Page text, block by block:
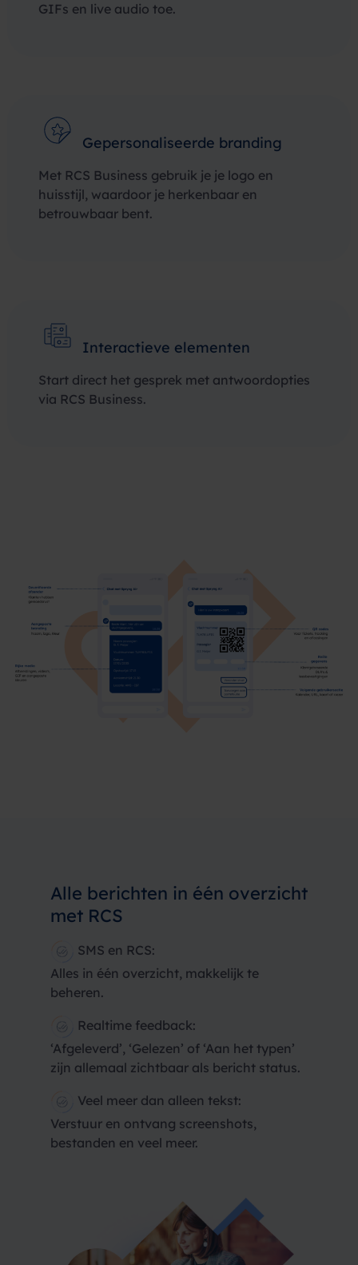
GIFs en live audio toe.
Gepersonaliseerde branding
Met RCS Business gebruik je je logo en
huisstijl, waardoor je herkenbaar en
betrouwbaar bent.
Interactieve elementen
Start direct het gesprek met antwoordopties
via RCS Business.
Alle berichten in één overzicht
met RCS
SMS en RCS:
Alles in één overzicht, makkelijk te
beheren.
Realtime feedback:
‘Afgeleverd’, ‘Gelezen’ of ‘Aan het typen’
zijn allemaal zichtbaar als bericht status.
Veel meer dan alleen tekst:
Verstuur en ontvang screenshots,
bestanden en veel meer.